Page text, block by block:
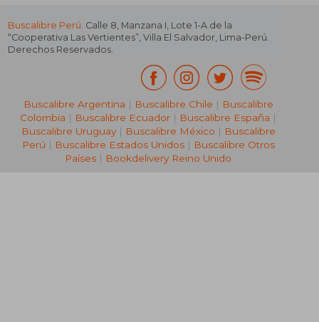
Buscalibre Perú. Calle 8, Manzana I, Lote 1-A de la
“Cooperativa Las Vertientes”, Villa El Salvador, Lima-Perú.
Derechos Reservados.
Buscalibre Argentina | Buscalibre Chile | Buscalibre
Colombia | Buscalibre Ecuador | Buscalibre España |
Buscalibre Uruguay| Buscalibre México | Buscalibre
Perú | Buscalibre Estados Unidos| Buscalibre Otros
Países | Bookdelivery Reino Unido